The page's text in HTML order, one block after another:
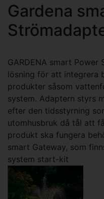
Gardena
GARDENA smart
lösning för att integrera
produkter såsom
system. Adaptern styrs
efter den tidsstyrning
utomhusbruk då tål att
produkt ska fungera
smart Gateway, som
system start-kit